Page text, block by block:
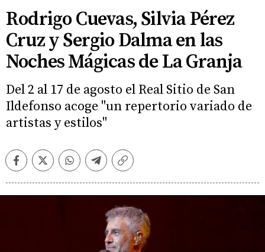
Rodrigo Cuevas, Silvia Pérez
Cruz y Sergio Dalma en las
Noches Mágicas de La Granja
Del 2 al 17 de agosto el Real Sitio de San
Ildefonso acoge "un repertorio variado de
artistas y estilos"
FacebookTwitterWhatsappTelegramCopiar